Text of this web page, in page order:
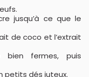
jusqu’à ce que le
de coco et l’extrait
fermes, puis
petits dés juteux.